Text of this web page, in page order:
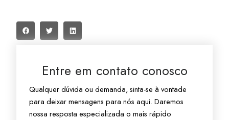
Entre em contato conosco
Qualquer dúvida ou demanda, sinta-se à vontade
para deixar mensagens para nós aqui. Daremos
nossa resposta especializada o mais rápido